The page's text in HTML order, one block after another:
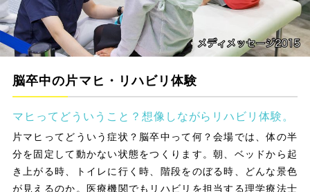
脳卒中の片マヒ・リハビリ体験
マヒってどういうこと？想像しながらリハビリ体験。
片マヒってどういう症状？脳卒中って何？会場では、体の半
分を固定して動かない状態をつくります。朝、ベッドから起
き上がる時、トイレに行く時、階段をのぼる時、どんな景色
が見えるのか。医療機関でもリハビリを担当する理学療法士